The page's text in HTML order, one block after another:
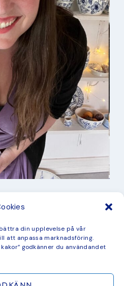
din upplevelse på vår
att anpassa marknadsföring.
godkänner du användandet